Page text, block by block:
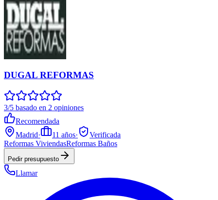
DUGAL REFORMAS
3/5 basado en 2 opiniones
Recomendada
Madrid· 11 años·
Verificada
Reformas ViviendasReformas Baños
Pedir presupuesto
Llamar